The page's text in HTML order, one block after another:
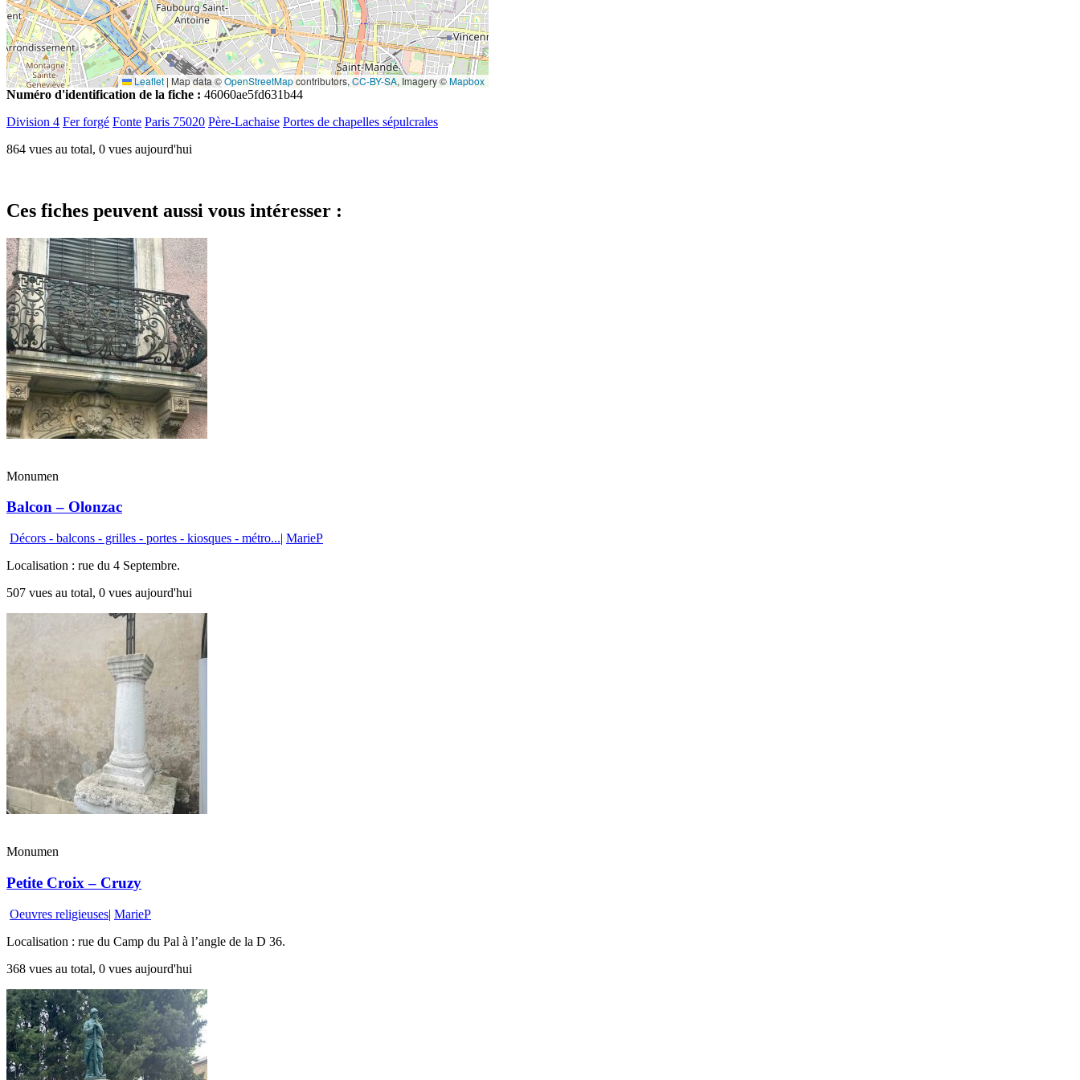
Leaflet | Map data ©OpenStreetMapcontributors,CC-BY-SA, Imagery ©Mapbox
Numéro d'identification de la fiche : 46060ae5fd631b44
Division 4 Fer forgé Fonte Paris 75020 Père-Lachaise Portes de chapelles sépulcrales
864 vues au total, 0 vues aujourd'hui
Ces fiches peuvent aussi vous intéresser :
Monumen
Balcon – Olonzac
Décors - balcons - grilles - portes - kiosques - métro...| MarieP
Localisation : rue du 4 Septembre.
507 vues au total, 0 vues aujourd'hui
Monumen
Petite Croix – Cruzy
Oeuvres religieuses| MarieP
Localisation : rue du Camp du Pal à l’angle de la D 36.
368 vues au total, 0 vues aujourd'hui